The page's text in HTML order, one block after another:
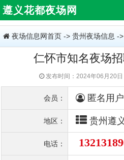
遵义花都夜场网
夜场信息网首页 -> 贵州夜场信息 ->
场招聘外地报车费仁怀市知名夜场
发布时间：2024年06月20日
会员： 匿名用户
地区： 贵州遵义
电话：